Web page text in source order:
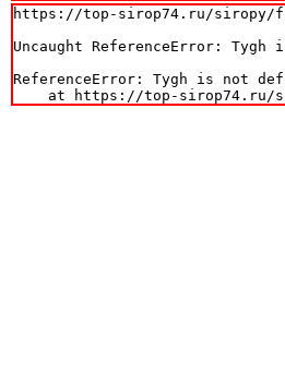
https://top-sirop74.ru/siropy/
Uncaught ReferenceError: Tygh
ReferenceError: Tygh is not
at https://top-sirop74.ru/